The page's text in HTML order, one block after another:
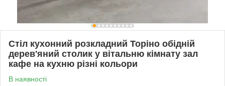
Стіл кухонний розкладний Торіно обідній
дерев'яний столик у вітальню кімнату зал
кафе на кухню різні кольори
В наявності